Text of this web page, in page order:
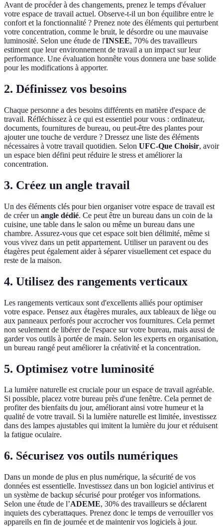
Avant de procéder à des changements, prenez le temps d'évaluer
votre espace de travail actuel. Observe-t-il un bon équilibre entre le
confort et la fonctionnalité ? Prenez note des éléments qui perturbent
votre concentration, comme le bruit, le désordre ou une mauvaise
luminosité. Selon une étude de l'INSEE, 70% des travailleurs
estiment que leur environnement de travail a un impact sur leur
performance. Une évaluation honnête vous donnera une base solide
pour les modifications à apporter.
2. Définissez vos besoins
Chaque personne a des besoins différents en matière d'espace de
travail. Réfléchissez à ce qui est essentiel pour vous : ordinateur,
documents, fournitures de bureau, ou peut-être des plantes pour
ajouter une touche de verdure ? Dressez une liste des éléments
nécessaires à votre travail quotidien. Selon UFC-Que Choisir, avoir
un espace bien défini peut réduire le stress et améliorer la
concentration.
3. Créez un angle travail
Un des éléments clés pour bien organiser votre espace de travail est
de créer un angle dédié. Ce peut être un bureau dans un coin de la
cuisine, une table dans le salon ou même un bureau dans une
chambre. Assurez-vous que cet espace soit bien délimité, même si
vous vivez dans un petit appartement. Utiliser un paravent ou des
étagères peut également aider à séparer visuellement cet espace du
reste de la maison.
4. Utilisez des rangements verticaux
Les rangements verticaux sont d'excellents alliés pour optimiser
votre espace. Pensez aux étagères murales, aux tableaux de liège ou
aux panneaux perforés pour accrocher vos fournitures. Cela permet
non seulement de libérer de l'espace sur votre bureau, mais aussi de
garder vos outils à portée de main. Selon les experts en organisation,
un bureau rangé peut améliorer la créativité et la concentration.
5. Optimisez votre luminosité
La lumière naturelle est cruciale pour un espace de travail agréable.
Si possible, placez votre bureau près d'une fenêtre. Cela permet de
profiter des bienfaits du jour, améliorant ainsi votre humeur et la
qualité de votre travail. Si la lumière naturelle est limitée, investissez
dans des lampes ajustables qui imitent la lumière du jour et réduisent
la fatigue oculaire.
6. Sécurisez vos outils numériques
Dans un monde de plus en plus numérique, la sécurité de vos
données est essentielle. Investissez dans un bon logiciel antivirus et
un système de backup sécurisé pour protéger vos informations.
Selon une étude de l’ADEME, 30% des travailleurs se déclarent
inquiets des cyberattaques. Prenez donc le temps de verrouiller vos
appareils en fin de journée et de maintenir vos logiciels à jour.